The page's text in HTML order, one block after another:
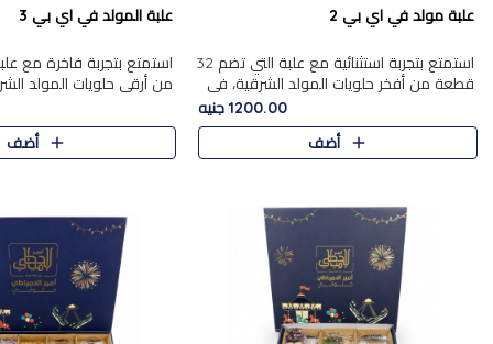
علبة مولد في اي بي 2
استمتع بتجربة استثنائية مع علبة التي تضم 32
قطعة من أفخر حلويات المولد الشرقية، في
تشكيلة تجمع بين الأصالة والاختيارات الفاخرة.
تحتوي العلبة..
1200.00 جنيه
أضف
علبة المولد في اي بي 3
من أرقى حلويات المولد
تجمع بين الأصناف
والاختيارات الغنية بالم..
أضف